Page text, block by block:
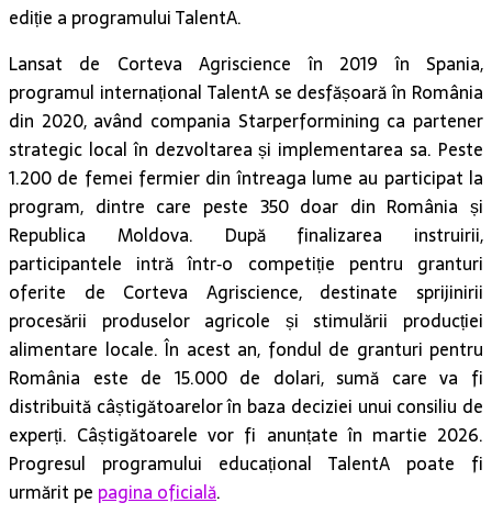
ediție a programului TalentA.
Lansat de Corteva Agriscience în 2019 în Spania,
programul internațional TalentA se desfășoară în România
din 2020, având compania Starperformining ca partener
strategic local în dezvoltarea și implementarea sa. Peste
1.200 de femei fermier din întreaga lume au participat la
program, dintre care peste 350 doar din România și
Republica Moldova. După finalizarea instruirii,
participantele intră într‑o competiție pentru granturi
oferite de Corteva Agriscience, destinate sprijinirii
procesării produselor agricole și stimulării producției
alimentare locale. În acest an, fondul de granturi pentru
România este de 15.000 de dolari, sumă care va fi
distribuită câștigătoarelor în baza deciziei unui consiliu de
experți. Câștigătoarele vor fi anunțate în martie 2026.
Progresul programului educațional TalentA poate fi
urmărit pe pagina oficială.